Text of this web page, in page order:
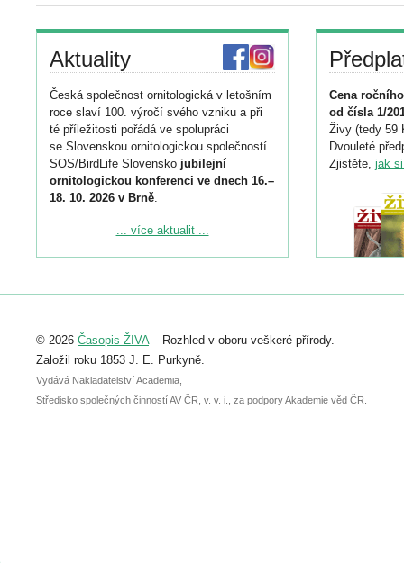
Aktuality
Česká společnost ornitologická v letošním
roce slaví 100. výročí svého vzniku a při
té příležitosti pořádá ve spolupráci
se Slovenskou ornitologickou společností
SOS/BirdLife Slovensko jubilejní
ornitologickou konferenci ve dnech 16.–
18. 10. 2026 v Brně.
Podrobnější informace ke konferenci
Registrovat se můžete do 6. září.
abstraktu přihlášené přednášky nebo
posteru je už 30. června.
... více aktualit ...
Cena
od čísla 1/
Živy (tedy 59
Dvouleté
Zjistěte, jak
© 2026 Časopis ŽIVA– Rozhled v oboru veškeré přírody.
Založil roku 1853 J. E. Purkyně.
Vydává Nakladatelství Academia,
Středisko společných činností AV ČR, v. v. i., za podpory Akademie věd ČR.